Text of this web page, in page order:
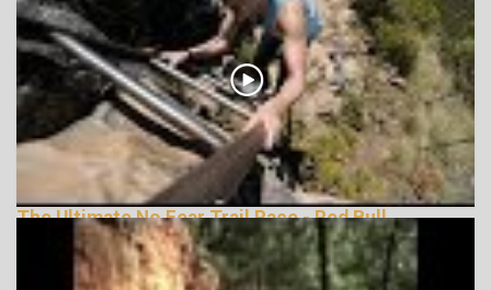
The Ultimate No Fear Trail Race - Red Bull
LionHeart
162140 Nézetek